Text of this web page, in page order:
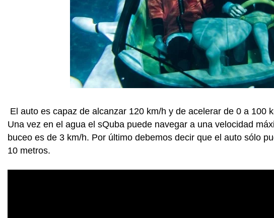
El auto es capaz de alcanzar 120 km/h y de acelerar de 0 a 100
Una vez en el agua el sQuba puede navegar a una velocidad
buceo es de 3 km/h. Por último debemos decir que el auto sólo
10 metros.